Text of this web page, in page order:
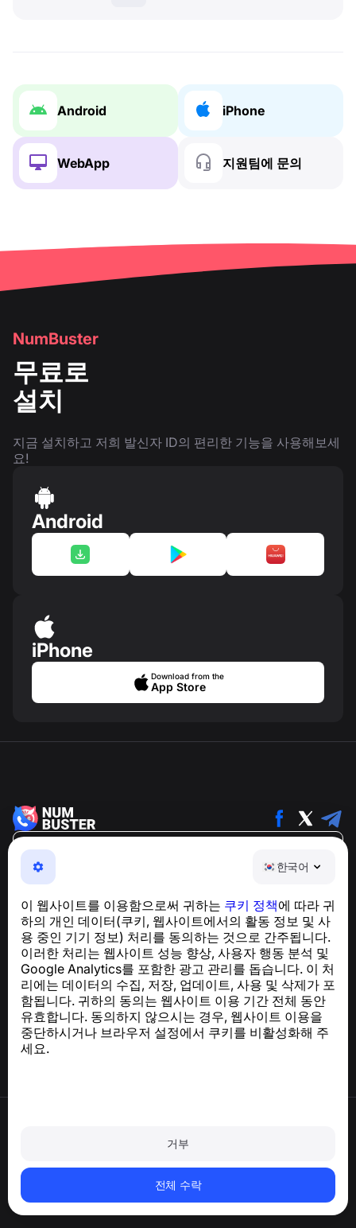
한국어
이 웹사이트를 이용함으로써 귀하는 쿠키 정책에 따라 귀
하의 개인 데이터(쿠키, 웹사이트에서의 활동 정보 및 사
용 중인 기기 정보) 처리를 동의하는 것으로 간주됩니다.
이러한 처리는 웹사이트 성능 향상, 사용자 행동 분석 및
Google Analytics를 포함한 광고 관리를 돕습니다. 이 처
리에는 데이터의 수집, 저장, 업데이트, 사용 및 삭제가 포
함됩니다. 귀하의 동의는 웹사이트 이용 기간 전체 동안
유효합니다. 동의하지 않으시는 경우, 웹사이트 이용을
중단하시거나 브라우저 설정에서 쿠키를 비활성화해 주
세요.
거부
전체 수락
Android iPhone
WebApp 지원팀에 문의
NumBuster
무료로
설치
지금 설치하고 저희 발신자 ID의 편리한 기능을 사용해보세
요!
Android
iPhone
Download from the
App Store
NumBuster © 2013—2026 ·
support@numbuster.com
하는 간편한 앱
GDPR 준수 관련 문의:support@numbuster.com
도움말 센터
뉴스 및 기사
프로젝트 소개
연락처
계정 및 개인정보 삭제